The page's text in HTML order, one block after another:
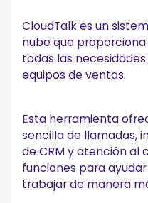
CloudTalk es un
nube que
todas las
equipos de ventas.
Esta herramienta
sencilla de llamadas,
de CRM y atención al
funciones para
trabajar de manera